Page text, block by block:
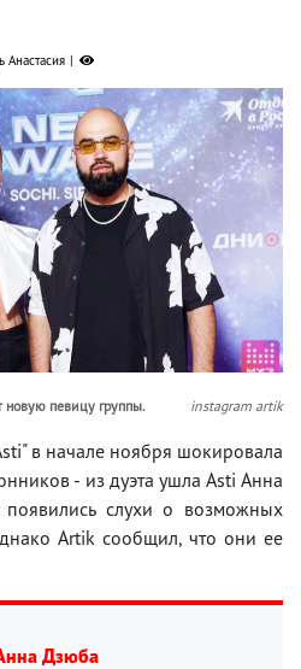
Анастасия
новую певицу группы. instagram artik
в начале ноября шокировала
- из дуэта ушла Asti Анна
слухи о возможных
Artik сообщил, что они ее
Дзюба